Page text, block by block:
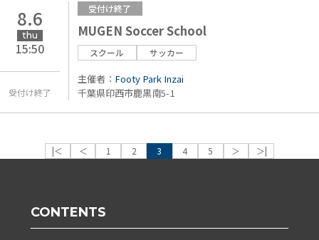
8.6
thu
15:50
受付け終了
受付け終了
MUGEN Soccer School
スクール サッカー
主催者： Footy Park Inzai
千葉県印西市鹿黒南5-1
|＜ ＜ 1 2 3 4 5 ＞ ＞|
CONTENTS